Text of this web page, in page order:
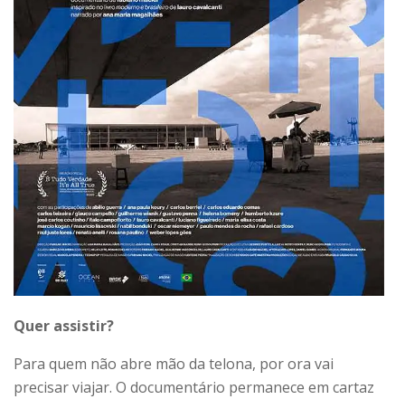
Quer assistir?
Para quem não abre mão da telona, por ora vai
precisar viajar. O documentário permanece em cartaz